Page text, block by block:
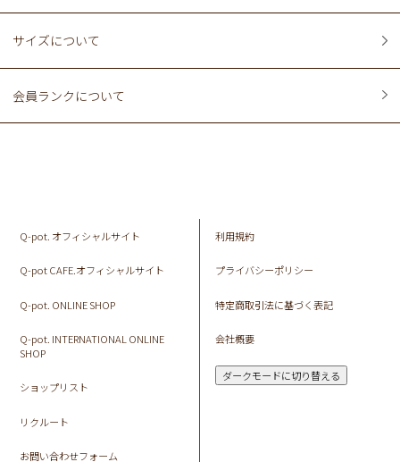
サイズについて
会員ランクについて
Q-pot. オフィシャルサイト
Q-pot CAFE.オフィシャルサイト
Q-pot. ONLINE SHOP
Q-pot. INTERNATIONAL ONLINE
SHOP
ショップリスト
リクルート
お問い合わせフォーム
利用規約
プライバシーポリシー
特定商取引法に基づく表記
会社概要
ダークモードに切り替える